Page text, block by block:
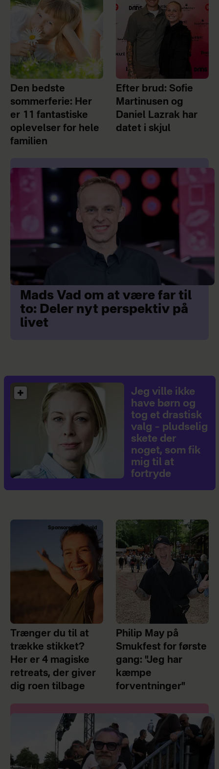
Den bedste
sommerferie: Her
er 11 fantastiske
oplevelser for hele
familien
Efter brud: Sofie
Martinusen og
Daniel Lazrak har
datet i skjul
Mads Vad om at være far til
to: Deler nyt perspektiv på
livet
Jeg ville ikke
have børn og
tog et drastisk
valg – pludselig
skete der
noget, som fik
mig til at
fortryde
Sponsoreret indhold
Trænger du til at
trække stikket?
Her er 4 magiske
retreats, der giver
dig roen tilbage
Philip May på
Smukfest for første
gang: "Jeg har
kæmpe
forventninger"